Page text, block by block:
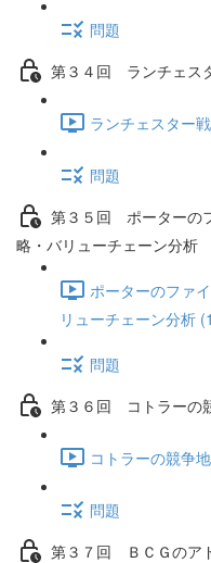
問題
第３４回 ランチェス
ランチェスター
問題
第３５回 ポーターの
略・バリューチェーン分析
ポーターのファ
リューチェーン分析
問題
第３６回 コトラーの
コトラーの競争
問題
第３７回 ＢＣＧのア